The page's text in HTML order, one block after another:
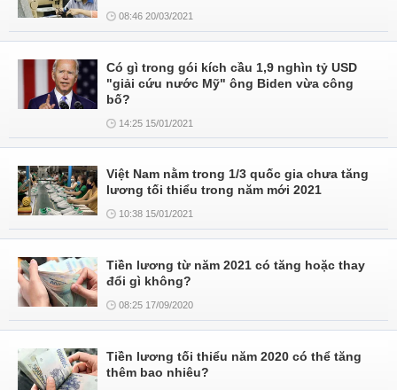
08:46 20/03/2021
Có gì trong gói kích cầu 1,9 nghìn tỷ USD
"giải cứu nước Mỹ" ông Biden vừa công
bố?
14:25 15/01/2021
Việt Nam nằm trong 1/3 quốc gia chưa tăng
lương tối thiểu trong năm mới 2021
10:38 15/01/2021
Tiền lương từ năm 2021 có tăng hoặc thay
đổi gì không?
08:25 17/09/2020
Tiền lương tối thiểu năm 2020 có thể tăng
thêm bao nhiêu?